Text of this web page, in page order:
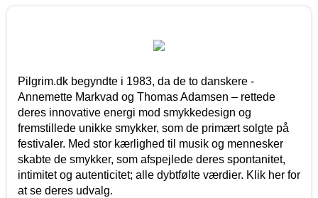
Pilgrim.dk begyndte i 1983, da de to danskere -
Annemette Markvad og Thomas Adamsen – rettede
deres innovative energi mod smykkedesign og
fremstillede unikke smykker, som de primært solgte på
festivaler. Med stor kærlighed til musik og mennesker
skabte de smykker, som afspejlede deres spontanitet,
intimitet og autenticitet; alle dybtfølte værdier. Klik her for
at se deres udvalg.